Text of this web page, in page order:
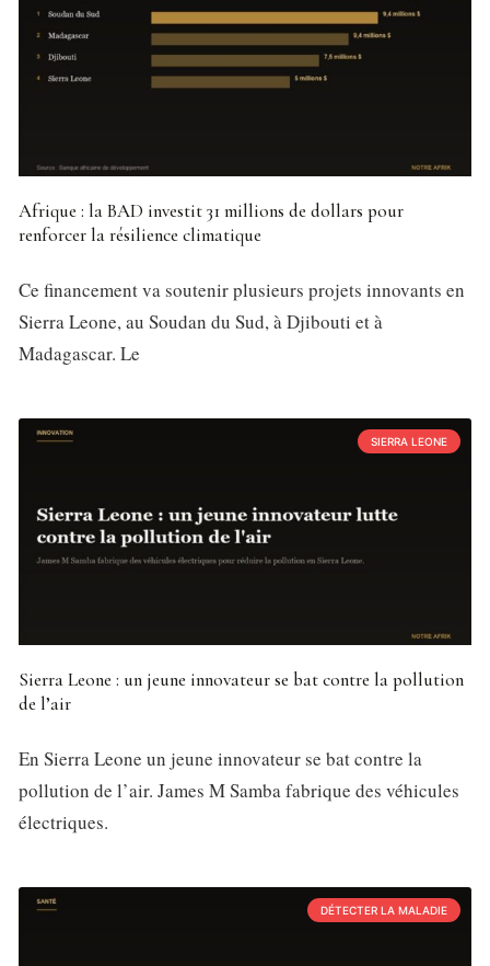
Afrique : la BAD investit 31 millions de dollars pour
renforcer la résilience climatique
Ce financement va soutenir plusieurs projets innovants en
Sierra Leone, au Soudan du Sud, à Djibouti et à
Madagascar. Le
SIERRA LEONE
Sierra Leone : un jeune innovateur se bat contre la pollution
de l’air
En Sierra Leone un jeune innovateur se bat contre la
pollution de l’air. James M Samba fabrique des véhicules
électriques.
DÉTECTER LA MALADIE